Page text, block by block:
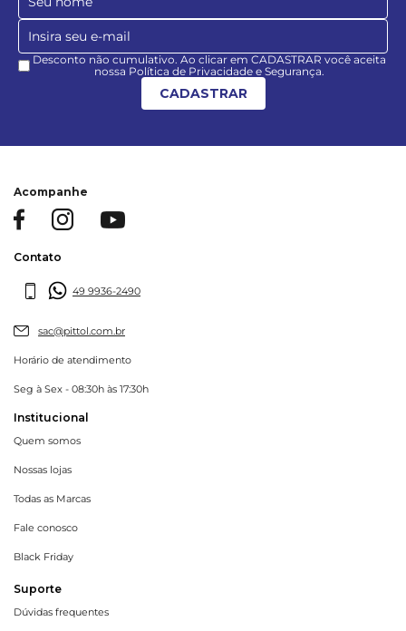
Desconto não cumulativo. Ao clicar em CADASTRAR você aceita
nossa Política de Privacidade e Segurança.
CADASTRAR
Acompanhe
Contato
49 9936-2490
sac@pittol.com.br
Horário de atendimento
Seg à Sex - 08:30h às 17:30h
Institucional
Quem somos
Nossas lojas
Todas as Marcas
Fale conosco
Black Friday
Suporte
Dúvidas frequentes